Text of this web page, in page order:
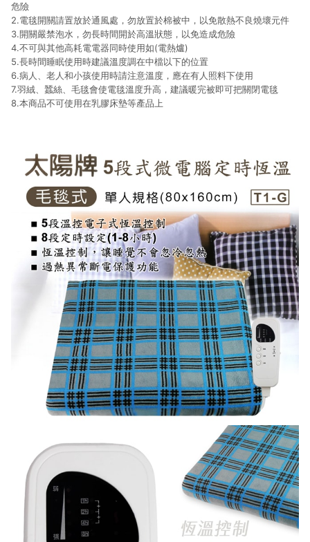
危險
2.電毯開關請置放於通風處，勿放置於棉被中，以免散熱不良燒壞元件
3.開關嚴禁泡水，勿長時間開於高溫狀態，以免造成危險
4.不可與其他高耗電電器同時使用如(電熱爐)
5.長時間睡眠使用時建議溫度調在中檔以下的位置
6.病人、老人和小孩使用時請注意溫度，應在有人照料下使用
7.羽絨、蠶絲、毛毯會使電毯溫度升高，建議暖完被即可把關閉電毯
8.本商品不可使用在乳膠床墊等產品上